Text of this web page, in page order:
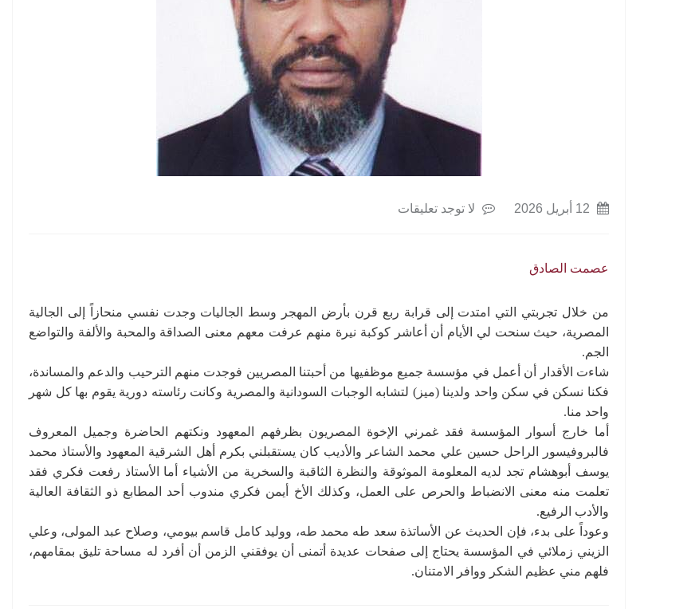
لا توجد تعليقات
عصمت الصادق
من خلال تجربتي التي امتدت إلى قرابة ربع قرن بأرض المهجر وسط الجاليات وجدت نفسي منحازاً إلى الجالية
المصرية، حيث سنحت لي الأيام أن أعاشر كوكبة نيرة منهم عرفت معهم معنى الصداقة والمحبة والألفة والتواضع
الجم.
شاءت الأقدار أن أعمل في مؤسسة جميع موظفيها من أحبتنا المصريين فوجدت منهم الترحيب والدعم والمساندة،
فكنا نسكن في سكن واحد ولدينا (ميز) لتشابه الوجبات السودانية والمصرية وكانت رئاسته دورية يقوم بها كل شهر
واحد منا.
أما خارج أسوار المؤسسة فقد غمرني الإخوة المصريون بظرفهم المعهود ونكتهم الحاضرة وجميل المعروف
فالبروفيسور الراحل حسين علي محمد الشاعر والأديب كان يستقبلني بكرم أهل الشرقية المعهود والأستاذ محمد
يوسف أبوهشام تجد لديه المعلومة الموثوقة والنظرة الثاقبة والسخرية من الأشياء أما الأستاذ رفعت فكري فقد
تعلمت منه معنى الانضباط والحرص على العمل، وكذلك الأخ أيمن فكري مندوب أحد المطابع ذو الثقافة العالية
والأدب الرفيع.
وعوداً على بدء، فإن الحديث عن الأساتذة سعد طه محمد طه، ووليد كامل قاسم بيومي، وصلاح عبد المولى، وعلي
الزيني زملائي في المؤسسة يحتاج إلى صفحات عديدة أتمنى أن يوفقني الزمن أن أفرد له مساحة تليق بمقامهم،
فلهم مني عظيم الشكر ووافر الامتنان.